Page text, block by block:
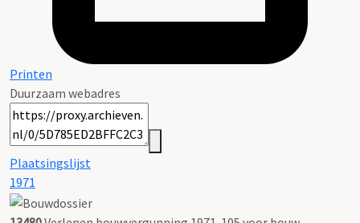
Printen
Duurzaam webadres
Plaatsingslijst
1971